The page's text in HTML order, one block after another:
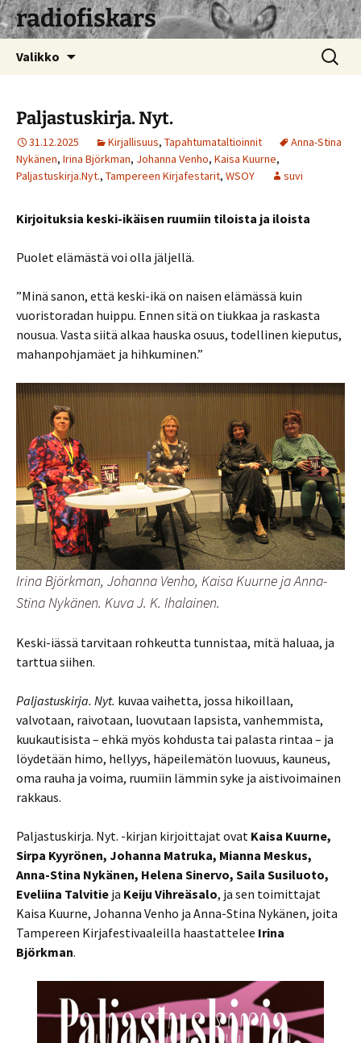
radiofiskars
Valikko Haku:
Paljastuskirja. Nyt.
31.12.2025 Kirjallisuus, Tapahtumataltioinnit
Anna-Stina
Nykänen, Irina Björkman, Johanna Venho, Kaisa Kuurne,
Paljastuskirja.Nyt., Tampereen Kirjafestarit, WSOY suvi
Kirjoituksia keski-ikäisen ruumiin tiloista ja iloista
Puolet elämästä voi olla jäljellä.
”Minä sanon, että keski-ikä on naisen elämässä kuin
vuoristoradan huippu. Ennen sitä on tiukkaa ja raskasta
nousua. Vasta siitä alkaa hauska osuus, todellinen kieputus,
mahanpohjamäet ja hihkuminen.”
Irina Björkman, Johanna Venho, Kaisa Kuurne ja Anna-
Stina Nykänen. Kuva J. K. Ihalainen.
Keski-iässä tarvitaan rohkeutta tunnistaa, mitä haluaa, ja
tarttua siihen.
Paljastuskirja. Nyt. kuvaa vaihetta, jossa hikoillaan,
valvotaan, raivotaan, luovutaan lapsista, vanhemmista,
kuukautisista – ehkä myös kohdusta tai palasta rintaa – ja
löydetään himo, hellyys, häpeilemätön luovuus, kauneus,
oma rauha ja voima, ruumiin lämmin syke ja aistivoimainen
rakkaus.
Paljastuskirja. Nyt. -kirjan kirjoittajat ovat Kaisa Kuurne,
Sirpa Kyyrönen, Johanna Matruka, Mianna Meskus,
Anna-Stina Nykänen, Helena Sinervo, Saila Susiluoto,
Eveliina Talvitie ja Keiju Vihreäsalo, ja sen toimittajat
Kaisa Kuurne, Johanna Venho ja Anna-Stina Nykänen, joita
Tampereen Kirjafestivaaleilla haastattelee Irina
Björkman.